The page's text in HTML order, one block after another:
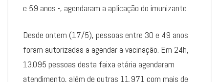
e 59 anos -, agendaram a aplicação do imunizante.
Desde ontem (17/5), pessoas entre 30 e 49 anos
foram autorizadas a agendar a vacinação. Em 24h,
13.095 pessoas desta faixa etária agendaram
atendimento, além de outras 11.971 com mais de